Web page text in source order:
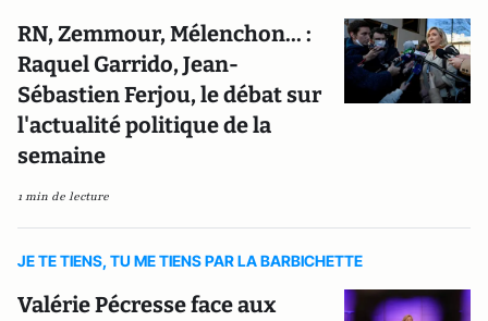
RN, Zemmour, Mélenchon... :
Raquel Garrido, Jean-
Sébastien Ferjou, le débat sur
l'actualité politique de la
semaine
1 min de lecture
JE TE TIENS, TU ME TIENS PAR LA BARBICHETTE
Valérie Pécresse face aux